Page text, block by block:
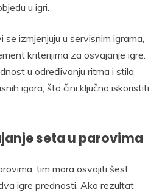
u igri.
izmjenjuju u servisnim igrama,
kriterijima za osvajanje igre.
u određivanju ritma i stila
igara, što čini ključno iskoristiti
seta u parovima
tim mora osvojiti šest
igre prednosti. Ako rezultat